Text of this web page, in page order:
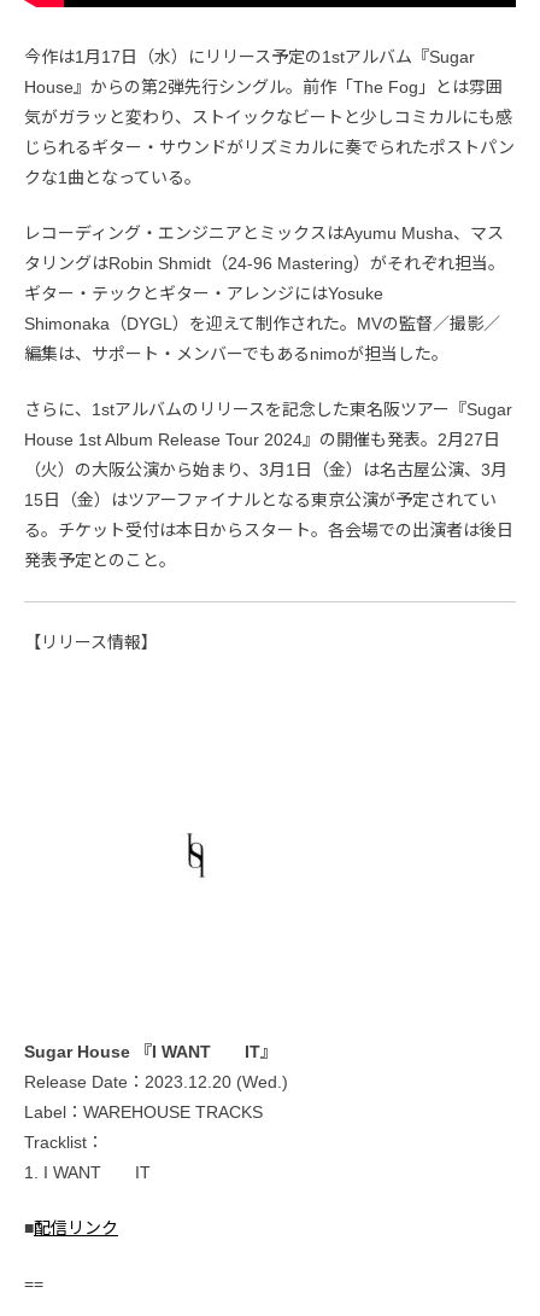
今作は1月17日（水）にリリース予定の1stアルバム『Sugar
House』からの第2弾先行シングル。前作「The Fog」とは雰囲
気がガラッと変わり、ストイックなビートと少しコミカルにも感
じられるギター・サウンドがリズミカルに奏でられたポストパン
クな1曲となっている。
レコーディング・エンジニアとミックスはAyumu Musha、マス
タリングはRobin Shmidt（24-96 Mastering）がそれぞれ担当。
ギター・テックとギター・アレンジにはYosuke
Shimonaka（DYGL）を迎えて制作された。MVの監督／撮影／
編集は、サポート・メンバーでもあるnimoが担当した。
さらに、1stアルバムのリリースを記念した東名阪ツアー『Sugar
House 1st Album Release Tour 2024』の開催も発表。2月27日
（火）の大阪公演から始まり、3月1日（金）は名古屋公演、3月
15日（金）はツアーファイナルとなる東京公演が予定されてい
る。チケット受付は本日からスタート。各会場での出演者は後日
発表予定とのこと。
【リリース情報】
Sugar House 『I WANT IT』
Release Date：2023.12.20 (Wed.)
Label：WAREHOUSE TRACKS
Tracklist：
1. I WANT IT
■配信リンク
==